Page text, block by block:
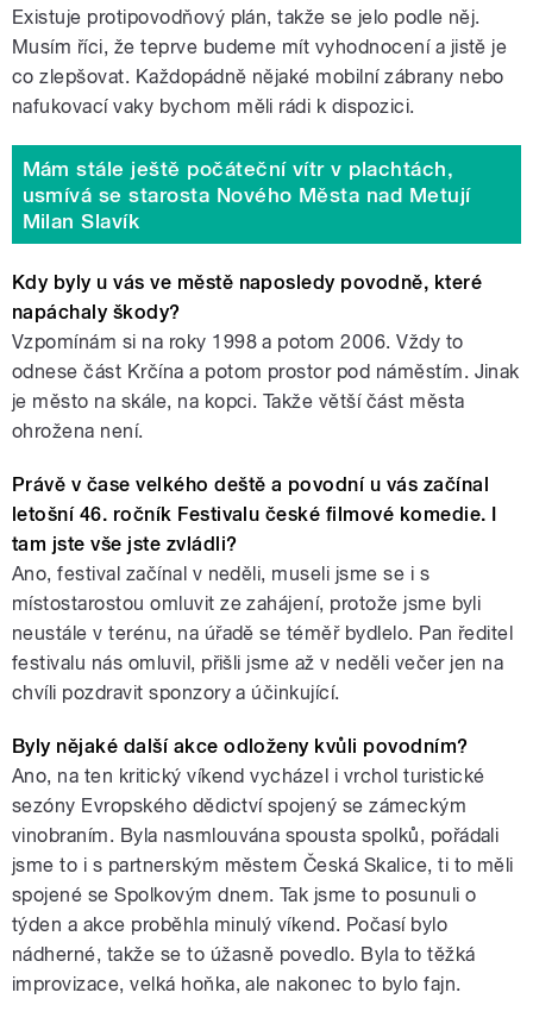
Existuje protipovodňový plán, takže se jelo podle něj.
Musím říci, že teprve budeme mít vyhodnocení a jistě je
co zlepšovat. Každopádně nějaké mobilní zábrany nebo
nafukovací vaky bychom měli rádi k dispozici.
Mám stále ještě počáteční vítr v plachtách,
usmívá se starosta Nového Města nad Metují
Milan Slavík
Kdy byly u vás ve městě naposledy povodně, které
napáchaly škody?
Vzpomínám si na roky 1998 a potom 2006. Vždy to
odnese část Krčína a potom prostor pod náměstím. Jinak
je město na skále, na kopci. Takže větší část města
ohrožena není.
Právě v čase velkého deště a povodní u vás začínal
letošní 46. ročník Festivalu české filmové komedie. I
tam jste vše jste zvládli?
Ano, festival začínal v neděli, museli jsme se i s
místostarostou omluvit ze zahájení, protože jsme byli
neustále v terénu, na úřadě se téměř bydlelo. Pan ředitel
festivalu nás omluvil, přišli jsme až v neděli večer jen na
chvíli pozdravit sponzory a účinkující.
Byly nějaké další akce odloženy kvůli povodním?
Ano, na ten kritický víkend vycházel i vrchol turistické
sezóny Evropského dědictví spojený se zámeckým
vinobraním. Byla nasmlouvána spousta spolků, pořádali
jsme to i s partnerským městem Česká Skalice, ti to měli
spojené se Spolkovým dnem. Tak jsme to posunuli o
týden a akce proběhla minulý víkend. Počasí bylo
nádherné, takže se to úžasně povedlo. Byla to těžká
improvizace, velká hoňka, ale nakonec to bylo fajn.